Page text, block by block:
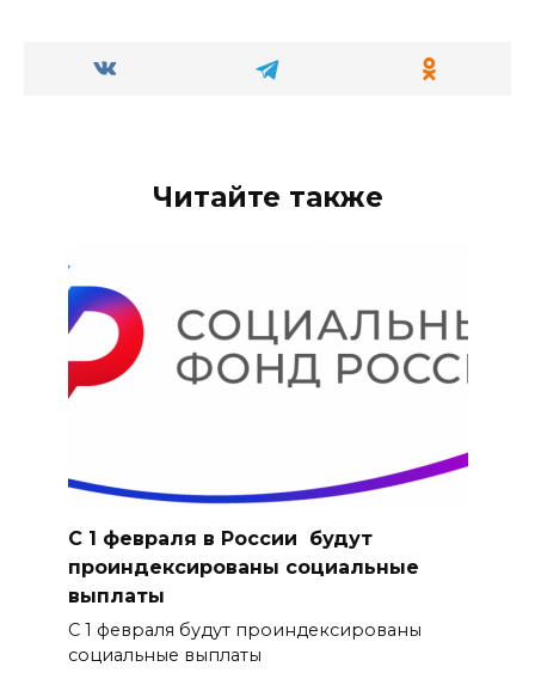
Читайте также
С 1 февраля в России будут
проиндексированы социальные
выплаты
С 1 февраля будут проиндексированы
социальные выплаты